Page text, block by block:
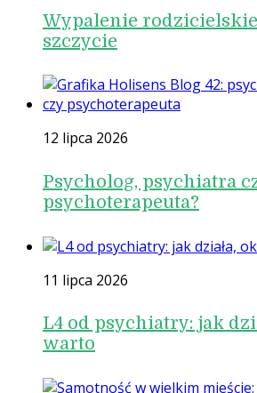
Wypalenie
szczycie
12 lipca 2026
Psycholog, psychiatra
psychoterapeuta?
11 lipca 2026
L4 od psychiatry: jak
warto